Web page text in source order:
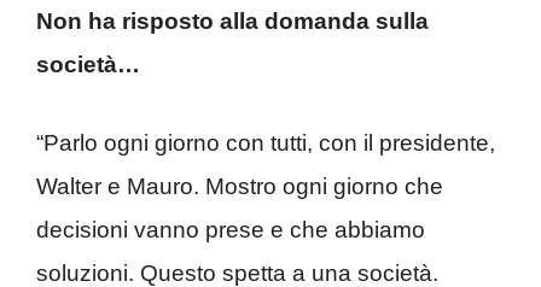
Non ha risposto alla domanda sulla
società…
“Parlo ogni giorno con tutti, con il presidente,
Walter e Mauro. Mostro ogni giorno che
decisioni vanno prese e che abbiamo
soluzioni. Questo spetta a una società.